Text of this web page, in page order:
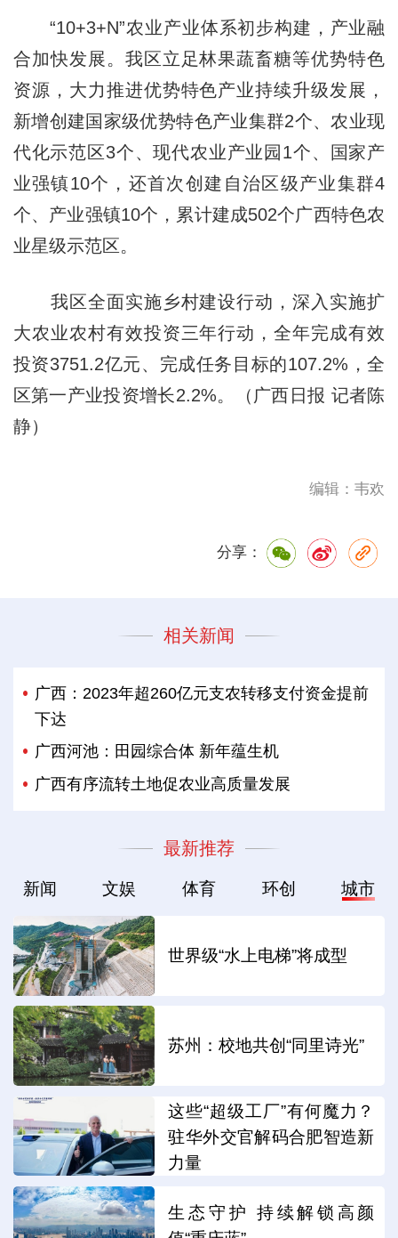
“10+3+N”农业产业体系初步构建，产业融
合加快发展。我区立足林果蔬畜糖等优势特色
资源，大力推进优势特色产业持续升级发展，
新增创建国家级优势特色产业集群2个、农业现
代化示范区3个、现代农业产业园1个、国家产
业强镇10个，还首次创建自治区级产业集群4
个、产业强镇10个，累计建成502个广西特色农
业星级示范区。
我区全面实施乡村建设行动，深入实施扩
大农业农村有效投资三年行动，全年完成有效
投资3751.2亿元、完成任务目标的107.2%，全
区第一产业投资增长2.2%。（广西日报 记者陈
静）
编辑：韦欢
分享：
相关新闻
广西：2023年超260亿元支农转移支付资金提前
下达
广西河池：田园综合体 新年蕴生机
广西有序流转土地促农业高质量发展
最新推荐
新闻 文娱 体育 环创 城市
世界级“水上电梯”将成型
苏州：校地共创“同里诗光”
这些“超级工厂”有何魔力？
驻华外交官解码合肥智造新
力量
生态守护 持续解锁高颜